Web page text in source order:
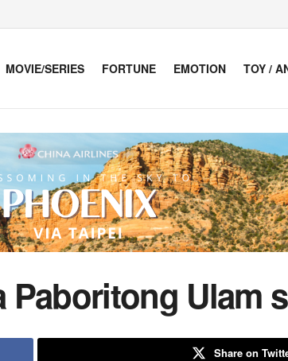
MOVIE/SERIES FORTUNE EMOTION TOY /
Ulam
Share on